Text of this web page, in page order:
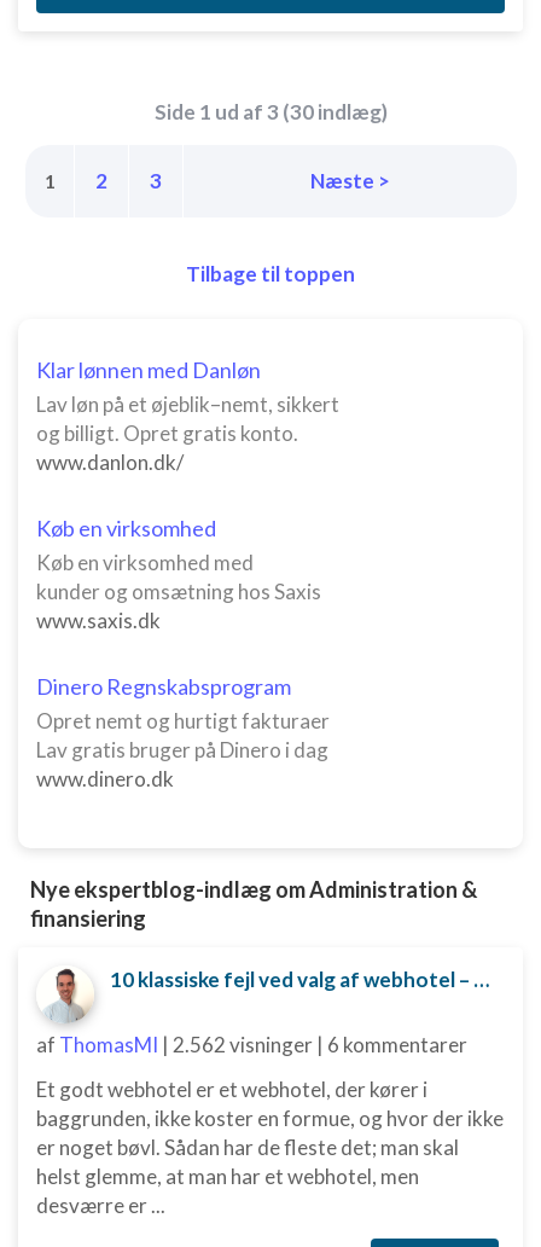
Side 1 ud af 3 (30 indlæg)
1 2 3 Næste >
Tilbage til toppen
Klar lønnen med Danløn
Lav løn på et øjeblik–nemt, sikkert
og billigt. Opret gratis konto.
www.danlon.dk/
Køb en virksomhed
Køb en virksomhed med
kunder og omsætning hos Saxis
www.saxis.dk
Dinero Regnskabsprogram
Opret nemt og hurtigt fakturaer
Lav gratis bruger på Dinero i dag
www.dinero.dk
Nye ekspertblog-indlæg om Administration &
finansiering
10 klassiske fejl ved valg af webhotel – og hvordan du undgår dem
af ThomasMI | 2.562 visninger | 6 kommentarer
Et godt webhotel er et webhotel, der kører i
baggrunden, ikke koster en formue, og hvor der ikke
er noget bøvl. Sådan har de fleste det; man skal
helst glemme, at man har et webhotel, men
desværre er ...